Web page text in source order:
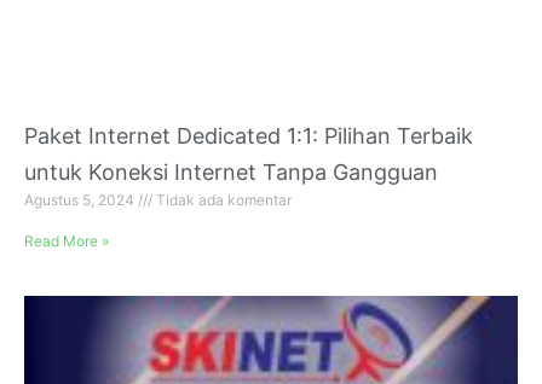
Paket Internet Dedicated 1:1: Pilihan Terbaik
untuk Koneksi Internet Tanpa Gangguan
Agustus 5, 2024 Tidak ada komentar
Read More »